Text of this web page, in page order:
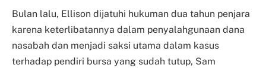
Bulan lalu, Ellison dijatuhi hukuman dua tahun penjara
karena keterlibatannya dalam penyalahgunaan dana
nasabah dan menjadi saksi utama dalam kasus
terhadap pendiri bursa yang sudah tutup, Sam